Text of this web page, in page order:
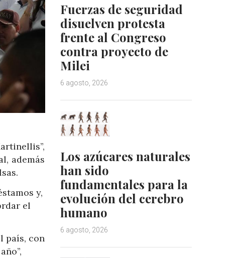
además
y,
el
país, con
Fuerzas de seguridad
disuelven protesta
frente al Congreso
contra proyecto de
Milei
6 agosto, 2026
Los azúcares naturales
han sido
fundamentales para la
evolución del cerebro
humano
6 agosto, 2026